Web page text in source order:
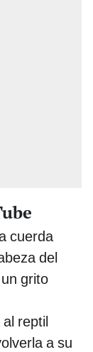
cuerda
del
grito
reptil
a su